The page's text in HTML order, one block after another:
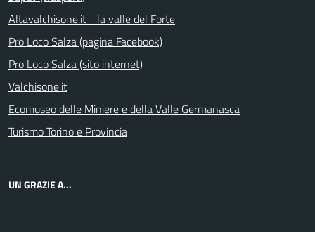
Altavalchisone.it - la valle del Forte
Pro Loco Salza (pagina Facebook)
Pro Loco Salza (sito internet)
Valchisone.it
Ecomuseo delle Miniere e della Valle Germanasca
Turismo Torino e Provincia
UN GRAZIE A...